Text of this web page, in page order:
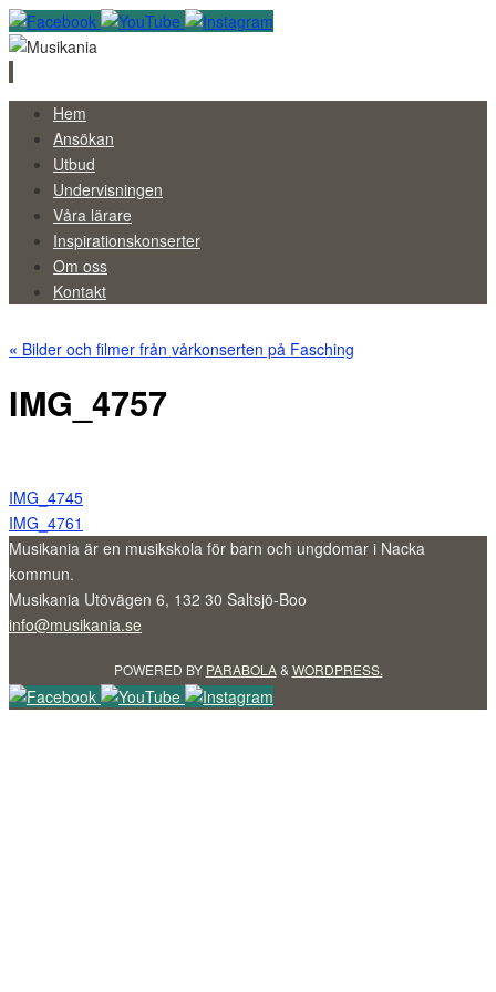
Skip
content
Hem
Ansökan
Utbud
Undervisningen
Våra lärare
Inspirationskonserter
Om oss
Kontakt
« Bilder och filmer från vårkonserten på Fasching
IMG_4757
IMG_4745
IMG_4761
Musikania är en musikskola för barn och ungdomar i Nacka
kommun.
Musikania Utövägen 6, 132 30 Saltsjö-Boo
info@musikania.se
POWERED BY PARABOLA& WORDPRESS.